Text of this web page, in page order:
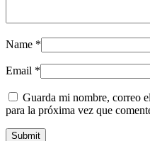
Name *
Email *
Guarda mi nombre, correo
para la próxima vez que